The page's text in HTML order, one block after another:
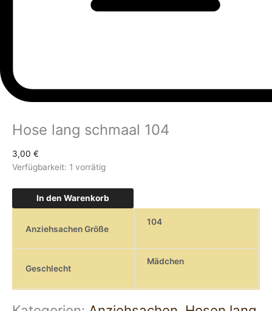
Hose lang schmaal 104
3,00 €
Verfügbarkeit: 1 vorrätig
In den Warenkorb
Anziehsachen Größe
104
Geschlecht
Mädchen